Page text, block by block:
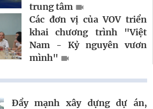
trung tâm
Các đơn vị của VOV triển
khai chương trình "Việt
Nam - Kỷ nguyên vươn
mình"
Đẩy mạnh xây dựng dự án,